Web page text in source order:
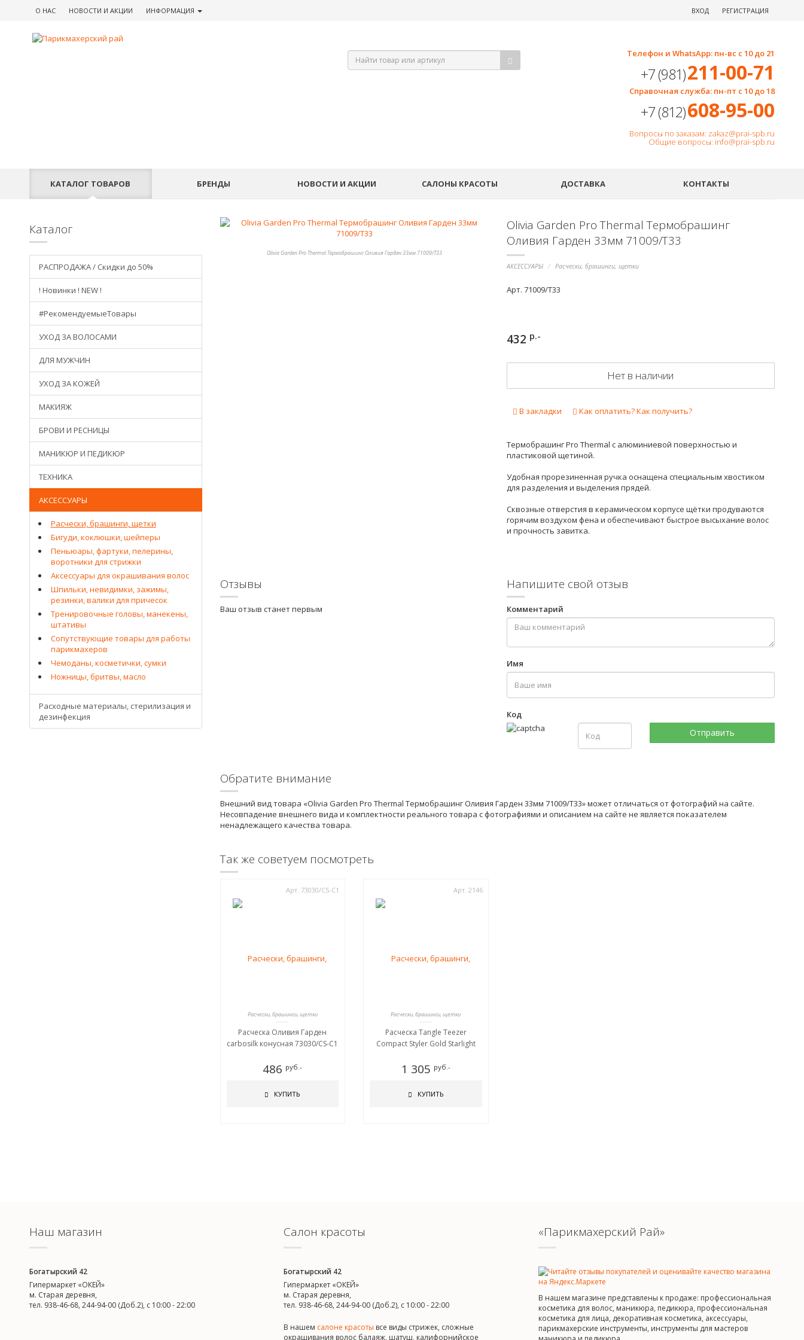
О НАС НОВОСТИ И АКЦИИ ИНФОРМАЦИЯ ВХОД РЕГИСТРАЦИЯ
Телефон и WhatsApp: пн-вс с 10 до 21
+7 (981)211-00-71
Справочная служба: пн-пт с 10 до 18
+7 (812)608-95-00
Вопросы по заказам: zakaz@prai-spb.ru
Общие вопросы: info@prai-spb.ru
КАТАЛОГ ТОВАРОВ БРЕНДЫ НОВОСТИ И АКЦИИ САЛОНЫ КРАСОТЫ ДОСТАВКА КОНТАКТЫ
Olivia Garden Pro Thermal Термобрашинг Оливия Гарден 33мм 71009/T33
Olivia Garden Pro Thermal Термобрашинг
Оливия Гарден 33мм 71009/T33
АКСЕССУАРЫ Расчески, брашинги, щетки
Арт. 71009/T33
432 р.-
Нет в наличии
В закладки Как оплатить? Как получить?
Термобрашинг Pro Thermal с алюминиевой поверхностью и
пластиковой щетиной.
Удобная прорезиненная ручка оснащена специальным хвостиком
для разделения и выделения прядей.
Сквозные отверстия в керамическом корпусе щётки продуваются
горячим воздухом фена и обеспечивают быстрое высыхание волос
и прочность завитка.
Отзывы
Ваш отзыв станет первым
Напишите свой отзыв
Комментарий
Имя
Код
Обратите внимание
Внешний вид товара «Olivia Garden Pro Thermal Термобрашинг Оливия Гарден 33мм 71009/T33» может отличаться от фотографий на сайте.
Несовпадение внешнего вида и комплектности реального товара с фотографиями и описанием на сайте не является показателем
ненадлежащего качества товара.
Так же советуем посмотреть
Арт. 73030/СS-C1
Расчески, брашинги, щетки
Расческа Оливия Гарден
carbosilk конусная 73030/СS-C1
486 руб.-
КУПИТЬ
Арт. 2146
Расчески, брашинги, щетки
Расческа Tangle Teezer
Compact Styler Gold Starlight
1 305 руб.-
КУПИТЬ
Каталог
РАСПРОДАЖА / Скидки до 50%
! Новинки ! NEW !
#РекомендуемыеТовары
УХОД ЗА ВОЛОСАМИ
ДЛЯ МУЖЧИН
УХОД ЗА КОЖЕЙ
МАКИЯЖ
БРОВИ И РЕСНИЦЫ
МАНИКЮР И ПЕДИКЮР
ТЕХНИКА
АКСЕССУАРЫ
Расчески, брашинги, щетки
Бигуди, коклюшки, шейперы
Пеньюары, фартуки, пелерины,
воротники для стрижки
Аксессуары для окрашивания волос
Шпильки, невидимки, зажимы,
резинки, валики для причесок
Тренировочные головы, манекены,
штативы
Сопутствующие товары для работы
парикмахеров
Чемоданы, косметички, сумки
Ножницы, бритвы, масло
Расходные материалы, стерилизация и
дезинфекция
Наш магазин
Богатырский 42
Гипермаркет «ОКЕЙ»
м. Старая деревня,
тел. 938-46-68, 244-94-00 (Доб.2), c 10:00 - 22:00
Салон красоты
Богатырский 42
Гипермаркет «ОКЕЙ»
м. Старая деревня,
тел. 938-46-68, 244-94-00 (Доб.2), c 10:00 - 22:00
В нашем салоне красоты все виды стрижек, сложные
окрашивания волос балаяж, шатуш, калифорнийское
«Парикмахерский Рай»
В нашем магазине представлены к продаже: профессиональная
косметика для волос, маникюра, педикюра, профессиональная
косметика для лица, декоративная косметика, аксессуары,
парикмахерские инструменты, инструменты для мастеров